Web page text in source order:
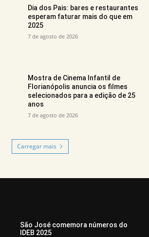
Dia dos Pais: bares e restaurantes
esperam faturar mais do que em
2025
7 de agosto de 2026
Mostra de Cinema Infantil de
Florianópolis anuncia os filmes
selecionados para a edição de 25
anos
7 de agosto de 2026
Carregar mais
São José comemora números do
IDEB 2025